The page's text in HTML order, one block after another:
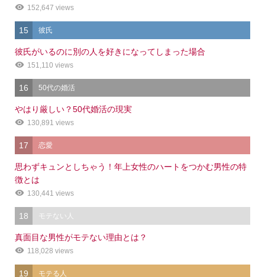
152,647 views
15 彼氏
彼氏がいるのに別の人を好きになってしまった場合
151,110 views
16 50代の婚活
やはり厳しい？50代婚活の現実
130,891 views
17 恋愛
思わずキュンとしちゃう！年上女性のハートをつかむ男性の特
徴とは
130,441 views
18 モテない人
真面目な男性がモテない理由とは？
118,028 views
19 モテる人